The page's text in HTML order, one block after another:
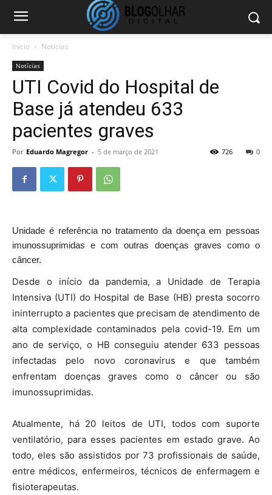
Início Notícias
Notícias
UTI Covid do Hospital de
Base já atendeu 633
pacientes graves
Por Eduardo Magregor - 5 de março de 2021 0
726
Unidade é referência no tratamento da doença em pessoas
imunossuprimidas e com outras doenças graves como o
câncer.
Desde o início da pandemia, a Unidade de Terapia
Intensiva (UTI) do Hospital de Base (HB) presta socorro
ininterrupto a pacientes que precisam de atendimento de
alta complexidade contaminados pela covid-19. Em um
ano de serviço, o HB conseguiu atender 633 pessoas
infectadas pelo novo coronavírus e que também
enfrentam doenças graves como o câncer ou são
imunossuprimidas.
Atualmente, há 20 leitos de UTI, todos com suporte
ventilatório, para esses pacientes em estado grave. Ao
todo, eles são assistidos por 73 profissionais de saúde,
entre médicos, enfermeiros, técnicos de enfermagem e
fisioterapeutas.